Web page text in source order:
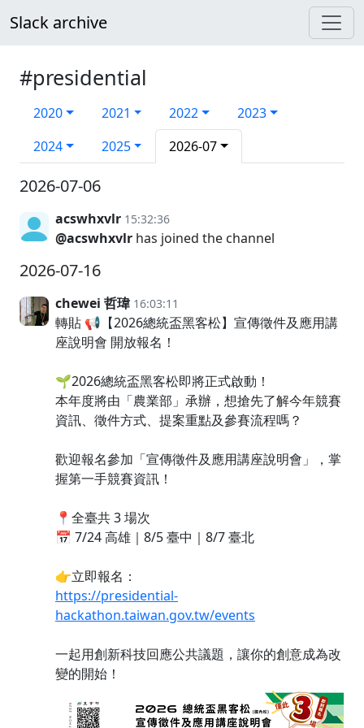
Slack archive
#presidential
2020 2021 2022
2023
2024
2025 2026-07
2026-07-06
acswhxvlr 15:32:36
@acswhxvlr has joined the channel
2026-07-16
chewei 哲瑋 16:03:11
轉貼 📢【2026總統盃黑客松】宣傳徵件及應用講
座說明會 開放報名！
🌱2026總統盃黑客松即將正式啟動！
本年度將由「農業部」承辦，想搶先了解今年競賽
資訊、徵件方式、提案重點及參賽流程嗎？
歡迎報名參加「宣傳徵件及應用講座說明會」，掌
握第一手競賽資訊！
📍全臺共 3 場次
📅 7/24 高雄｜8/5 臺中｜8/7 臺北
👉立即報名：
https://presidential-
hackathon.taiwan.gov.tw/events
一起用創新科技回應公共議題，讓你的創意成為改
變的開始！